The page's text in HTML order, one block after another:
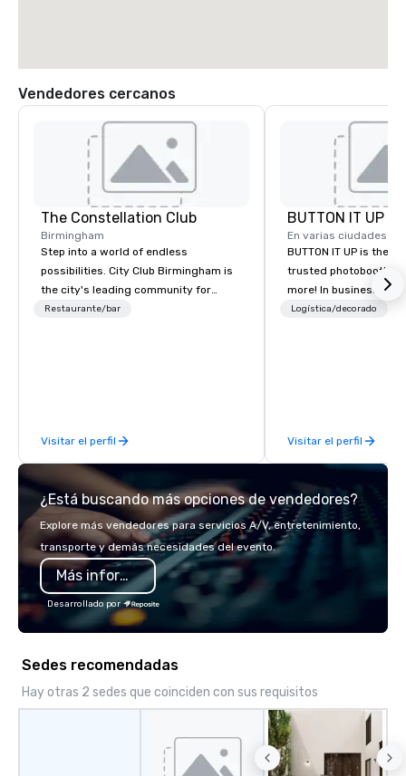
Vendedores cercanos
The Constellation Club
Birmingham
Step into a world of endless
possibilities. City Club Birmingham is
the city's leading community for
purpose and connection in the heart
socials while overlooking breathtaking
city views.
Restaurante/bar
Visitar el perfil
BUTTON IT UP
En varias ciudades
BUTTON IT UP is the
trusted photobooth
more! In business for 35+ years, we
have the largest
Logística/decorado
Visitar el perfil
¿Está buscando más opciones de vendedores?
Explore más vendedores para servicios A/V, entretenimiento,
transporte y demás necesidades del evento.
Más información
Desarrollado por
Sedes recomendadas
Hay otras 2 sedes que coinciden con sus requisitos